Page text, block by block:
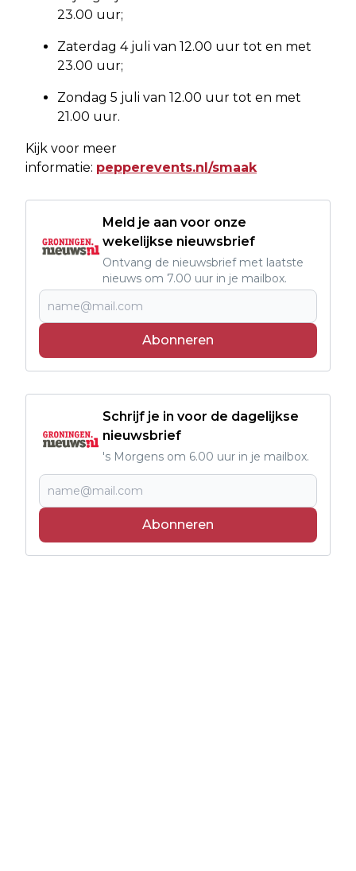
23.00 uur;
Zaterdag 4 juli van 12.00 uur tot en met
23.00 uur;
Zondag 5 juli van 12.00 uur tot en met
21.00 uur.
Kijk voor meer
informatie: pepperevents.nl/smaak
Meld je aan voor onze
wekelijkse nieuwsbrief
Ontvang de nieuwsbrief met laatste
nieuws om 7.00 uur in je mailbox.
Abonneren
Schrijf je in voor de dagelijkse
nieuwsbrief
's Morgens om 6.00 uur in je mailbox.
Abonneren